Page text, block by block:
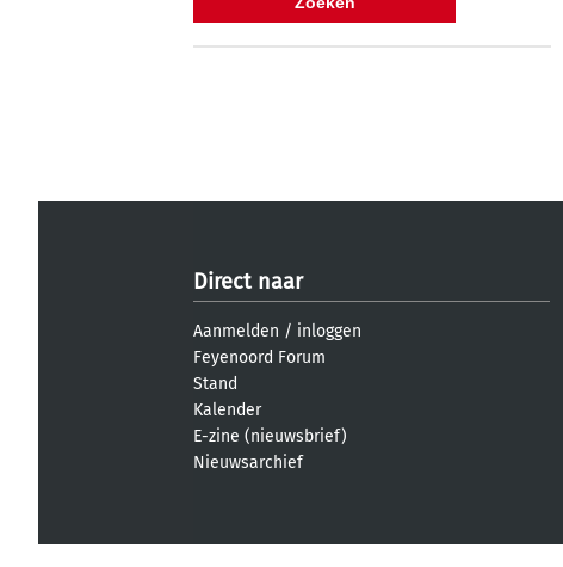
Direct naar
Aanmelden / inloggen
Feyenoord Forum
Stand
Kalender
E-zine (nieuwsbrief)
Nieuwsarchief